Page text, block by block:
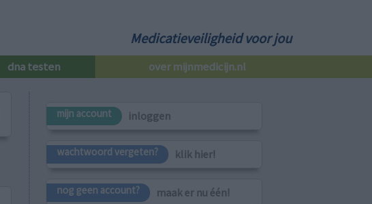
Medicatieveiligheid voor jou
dna testen over mijnmedicijn.nl
mijn account inloggen
wachtwoord vergeten? klik hier!
nog geen account? maak er nu één!